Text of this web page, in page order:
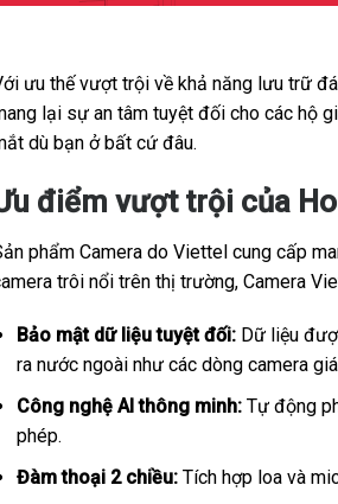
ưu thế vượt trội về khả năng lưu trữ
lại sự an tâm tuyệt đối cho các hộ
dù bạn ở bất cứ đâu.
điểm vượt trội của
phẩm Camera do Viettel cung cấp
trôi nổi trên thị trường, Camera
Bảo mật dữ liệu tuyệt đối:Dữ liệu
ra nước ngoài như các dòng camera
Công nghệ AI thông minh:Tự động
phép.
Đàm thoại 2 chiều:Tích hợp loa và